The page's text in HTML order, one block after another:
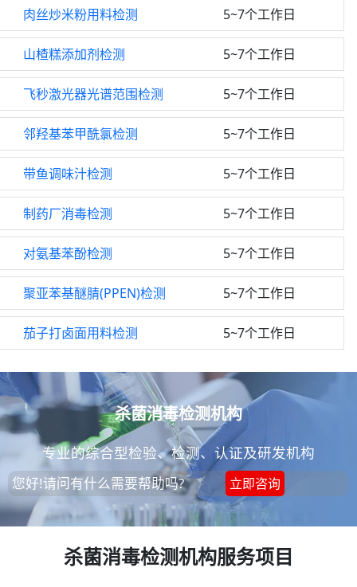
肉丝炒米粉用料检测 5~7个工作日
山楂糕添加剂检测 5~7个工作日
飞秒激光器光谱范围检测 5~7个工作日
邻羟基苯甲酰氯检测 5~7个工作日
带鱼调味汁检测 5~7个工作日
制药厂消毒检测 5~7个工作日
对氨基苯酚检测 5~7个工作日
聚亚苯基醚腈(PPEN)检测 5~7个工作日
茄子打卤面用料检测 5~7个工作日
杀菌消毒检测机构
专业的综合型检验、检测、认证及研发机构
您好!请问有什么需要帮助吗? 立即咨询
杀菌消毒检测机构服务项目